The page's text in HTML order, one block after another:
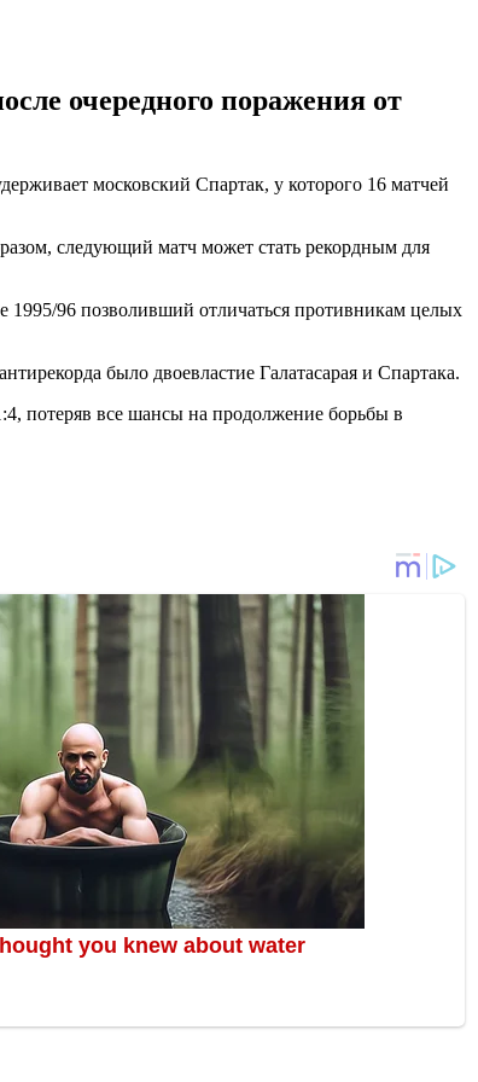
очередного поражения от
московский Спартак, у которого 16 матчей
следующий матч может стать рекордным для
96 позволивший отличаться противникам целых
было двоевластие Галатасарая и Спартака.
потеряв все шансы на продолжение борьбы в